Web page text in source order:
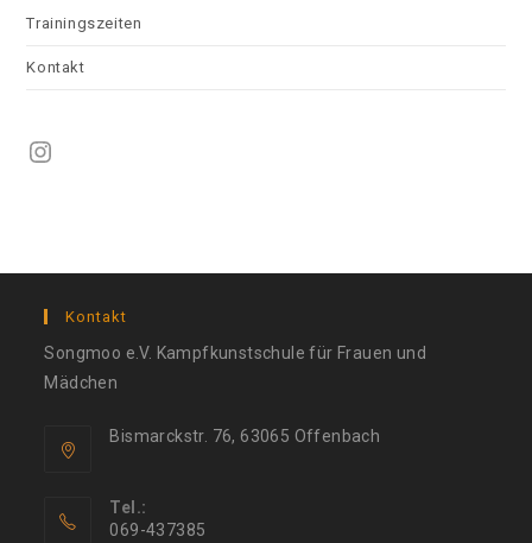
Trainingszeiten
Kontakt
Kontakt
Songmoo e.V. Kampfkunstschule für Frauen und
Mädchen
Bismarckstr. 76, 63065 Offenbach
Tel.:
069-437385